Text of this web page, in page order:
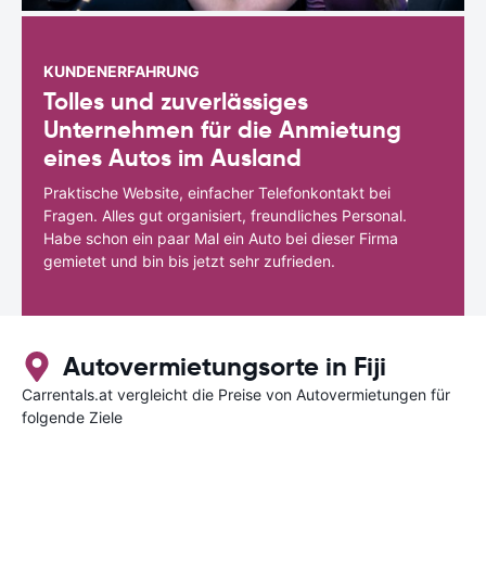
KUNDENERFAHRUNG
Tolles und zuverlässiges
Unternehmen für die Anmietung
eines Autos im Ausland
Praktische Website, einfacher Telefonkontakt bei
Fragen. Alles gut organisiert, freundliches Personal.
Habe schon ein paar Mal ein Auto bei dieser Firma
gemietet und bin bis jetzt sehr zufrieden.
Autovermietungsorte in Fiji
Carrentals.at vergleicht die Preise von Autovermietungen für
folgende Ziele